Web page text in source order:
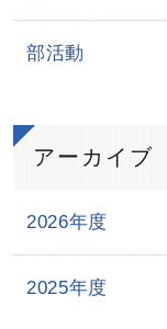
部活動
アーカイブ
2026年度
2025年度